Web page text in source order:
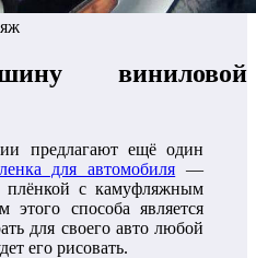
виниловой
предлагают ещё один
для автомобиля —
плёнкой с камуфляжным
этого способа является
для своего авто любой
его рисовать.